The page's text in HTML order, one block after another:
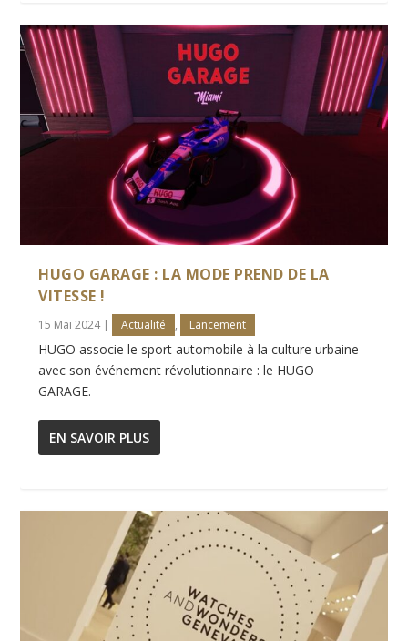
HUGO GARAGE : LA MODE PREND DE LA
VITESSE !
15 Mai 2024| Actualité , Lancement
HUGO associe le sport automobile à la culture urbaine
avec son événement révolutionnaire : le HUGO
GARAGE.
EN SAVOIR PLUS